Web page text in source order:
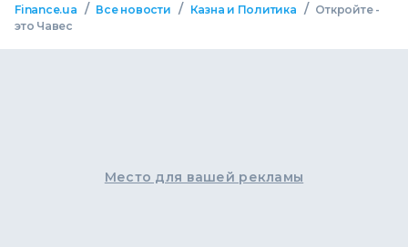
Finance.ua / Все новости / Казна и Политика / Откройте -
это Чавес
Место для вашей рекламы